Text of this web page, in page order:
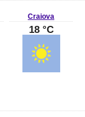
Craiova
18 °C